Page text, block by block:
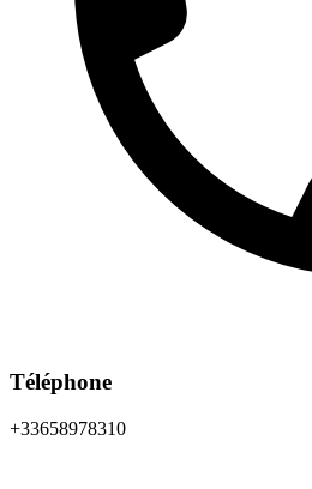
Téléphone
+33658978310